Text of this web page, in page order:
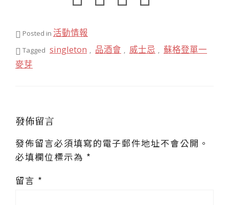
Posted in 活動情報
Tagged singleton , 品酒會 , 威士忌 , 蘇格登單一
麥芽
發佈留言
發佈留言必須填寫的電子郵件地址不會公開。
必填欄位標示為 *
留言 *